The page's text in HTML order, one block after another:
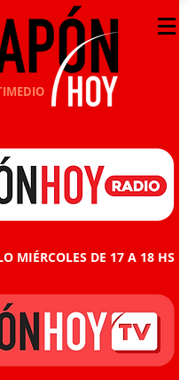
MIÉRCOLES DE 17 A 18 HS